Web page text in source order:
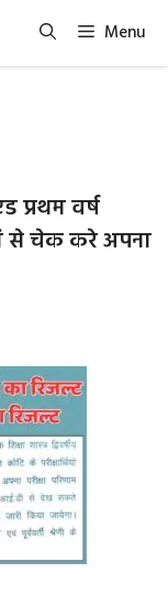
Menu
प्रथम वर्ष
से चेक करे अपना